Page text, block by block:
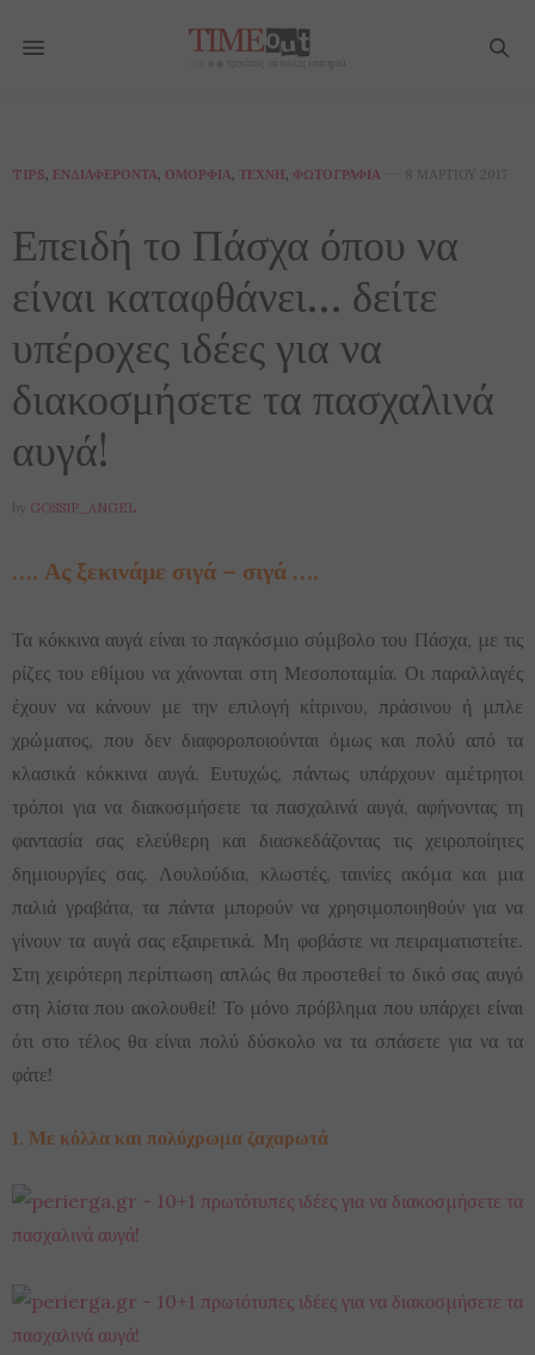
TIPS, ΕΝΔΙΑΦΈΡΟΝΤΑ, ΟΜΟΡΦΙΆ, ΤΈΧΝΗ, ΦΩΤΟΓΡΑΦΊΑ 8 ΜΑΡΤΊΟΥ 2017
Επειδή το Πάσχα όπου να
είναι καταφθάνει… δείτε
υπέροχες ιδέες για να
διακοσμήσετε τα πασχαλινά
αυγά!
by GOSSIP_ANGEL
…. Ας ξεκινάμε σιγά – σιγά ….
Τα κόκκινα αυγά είναι το παγκόσμιο σύμβολο του Πάσχα, με τις
ρίζες του εθίμου να χάνονται στη Μεσοποταμία. Οι παραλλαγές
έχουν να κάνουν με την επιλογή κίτρινου, πράσινου ή μπλε
χρώματος, που δεν διαφοροποιούνται όμως και πολύ από τα
κλασικά κόκκινα αυγά. Ευτυχώς, πάντως υπάρχουν αμέτρητοι
τρόποι για να διακοσμήσετε τα πασχαλινά αυγά, αφήνοντας τη
φαντασία σας ελεύθερη και διασκεδάζοντας τις χειροποίητες
δημιουργίες σας. Λουλούδια, κλωστές, ταινίες ακόμα και μια
παλιά γραβάτα, τα πάντα μπορούν να χρησιμοποιηθούν για να
γίνουν τα αυγά σας εξαιρετικά. Μη φοβάστε να πειραματιστείτε.
Στη χειρότερη περίπτωση απλώς θα προστεθεί το δικό σας αυγό
στη λίστα που ακολουθεί! Το μόνο πρόβλημα που υπάρχει είναι
ότι στο τέλος θα είναι πολύ δύσκολο να τα σπάσετε για να τα
φάτε!
1. Με κόλλα και πολύχρωμα ζαχαρωτά